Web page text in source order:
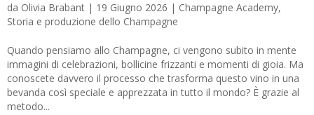
da Olivia Brabant | 19 Giugno 2026 | Champagne Academy,
Storia e produzione dello Champagne
Quando pensiamo allo Champagne, ci vengono subito in mente
immagini di celebrazioni, bollicine frizzanti e momenti di gioia. Ma
conoscete davvero il processo che trasforma questo vino in una
bevanda così speciale e apprezzata in tutto il mondo? È grazie al
metodo...